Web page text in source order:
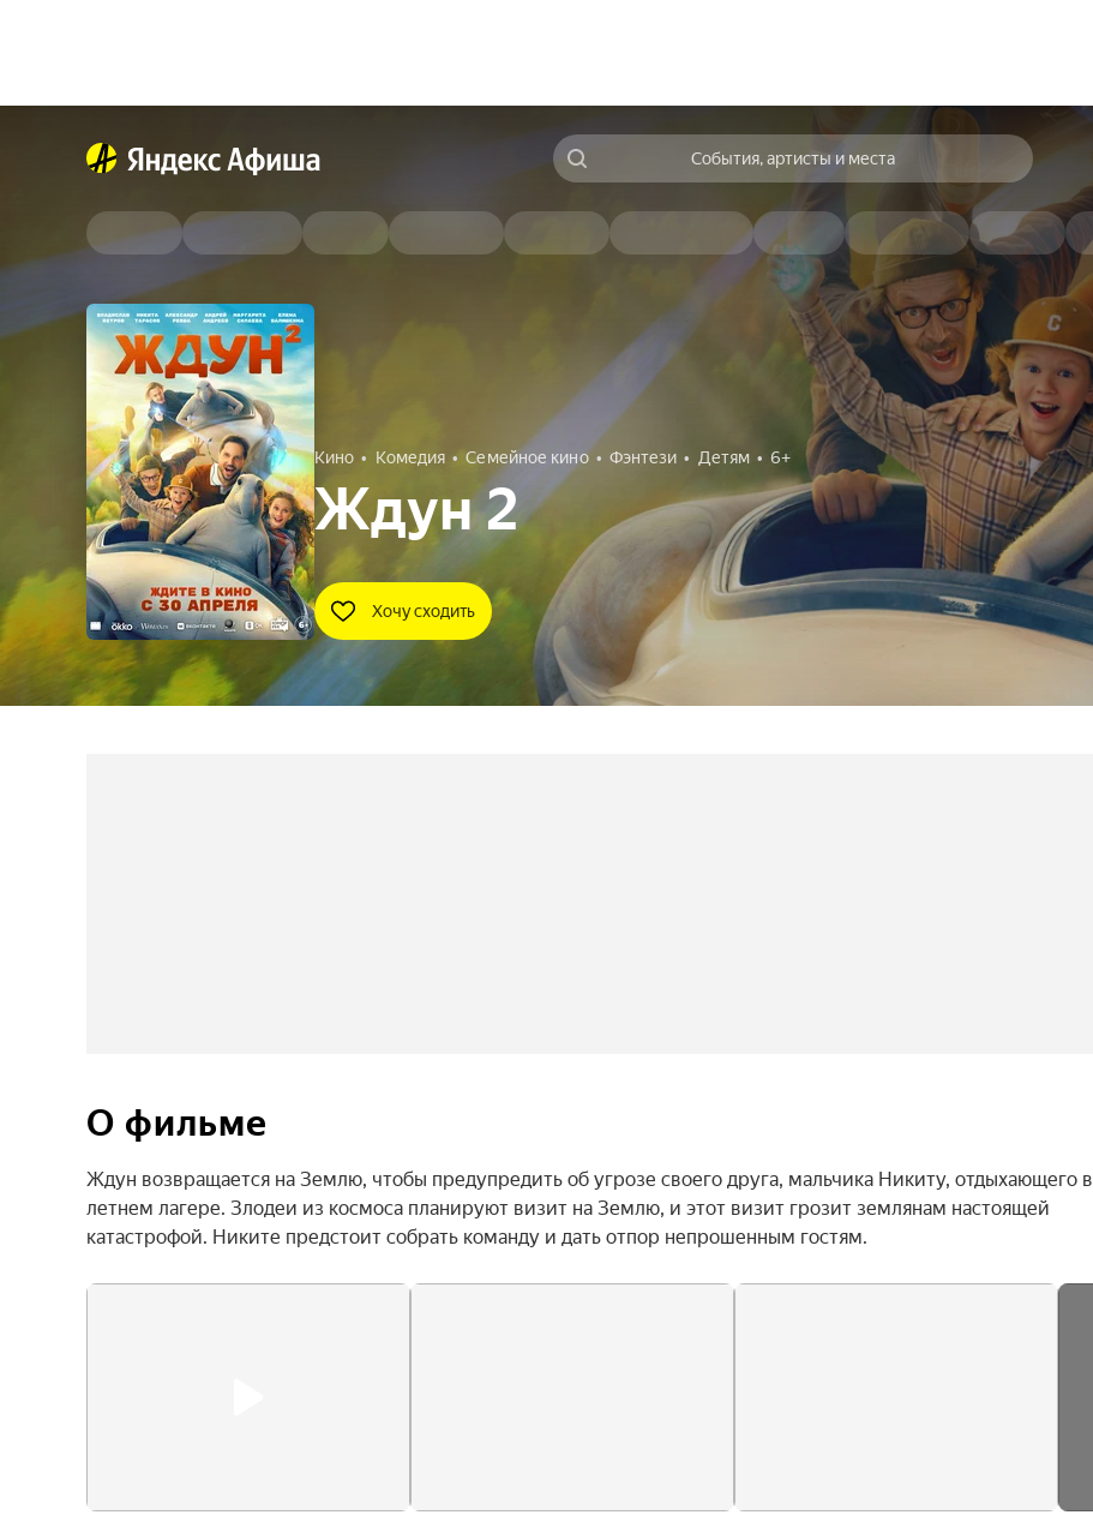
События, артисты и места
Кино Комедия Семейное кино Фэнтези Детям 6+
Ждун 2
Хочу сходить
О фильме
Ждун возвращается на Землю, чтобы предупредить об угрозе своего друга, мальчика Никиту, отдыхающего в
летнем лагере. Злодеи из космоса планируют визит на Землю, и этот визит грозит землянам настоящей
катастрофой. Никите предстоит собрать команду и дать отпор непрошенным гостям.